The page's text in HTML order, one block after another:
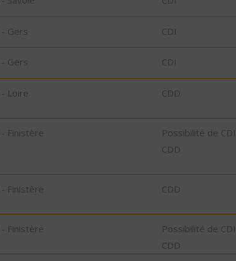
Gers CDI
Gers CDI
Loire CDD
Finistère
Possibilité de
CDD
Finistère CDD
Finistère
Possibilité de
CDD